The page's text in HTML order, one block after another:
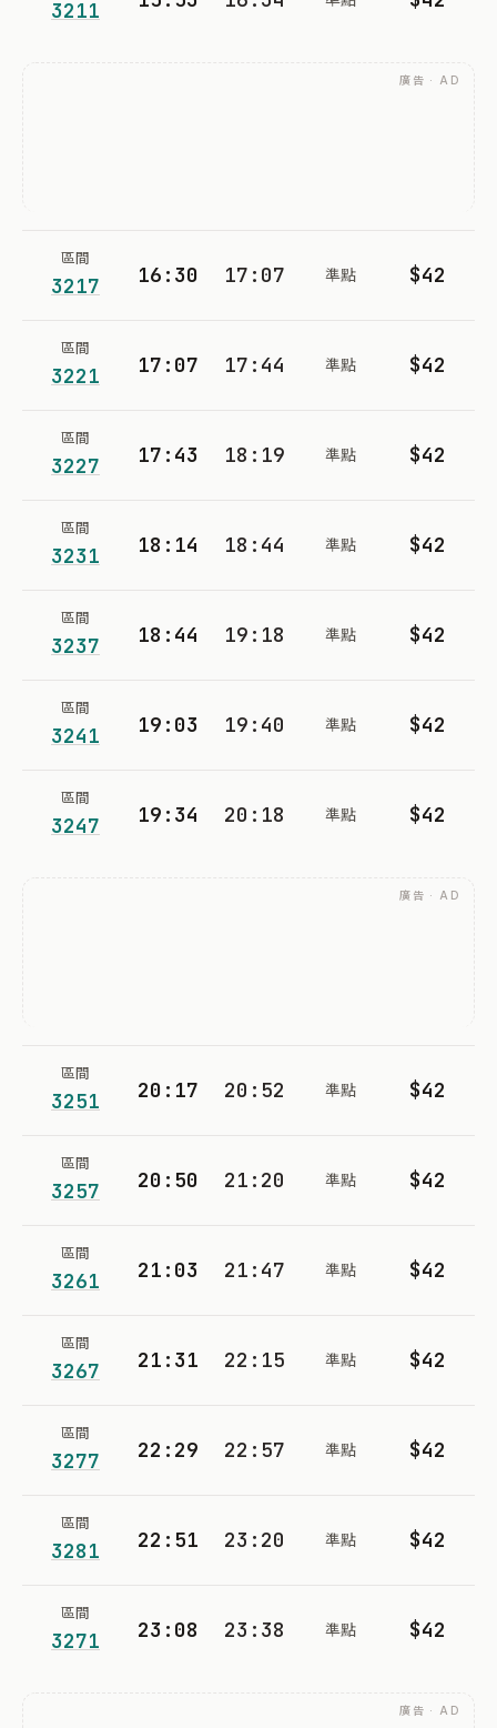
3211
廣告 · AD
區間
3217 16:30 17:07 準點 $42
區間
3221 17:07 17:44 準點 $42
區間
3227 17:43 18:19 準點 $42
區間
3231 18:14 18:44 準點 $42
區間
3237 18:44 19:18 準點 $42
區間
3241 19:03 19:40 準點 $42
區間
3247 19:34 20:18 準點 $42
廣告 · AD
區間
3251 20:17 20:52 準點 $42
區間
3257 20:50 21:20 準點 $42
區間
3261 21:03 21:47 準點 $42
區間
3267 21:31 22:15 準點 $42
區間
3277 22:29 22:57 準點 $42
區間
3281 22:51 23:20 準點 $42
區間
3271 23:08 23:38 準點 $42
廣告 · AD